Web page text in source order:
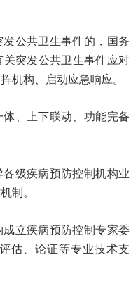
公共卫生事件的，国务
突发公共卫生事件应对
机构、启动应急响应。
、上下联动、功能完备
级疾病预防控制机构业
制。
立疾病预防控制专家委
估、论证等专业技术支